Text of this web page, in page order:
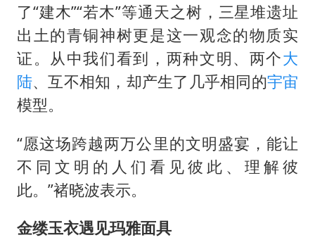
了“建木”“若木”等通天之树，三星堆遗址
出土的青铜神树更是这一观念的物质实
证。从中我们看到，两种文明、两个大
陆、互不相知，却产生了几乎相同的宇宙
模型。
“愿这场跨越两万公里的文明盛宴，能让
不同文明的人们看见彼此、理解彼
此。”褚晓波表示。
金缕玉衣遇见玛雅面具